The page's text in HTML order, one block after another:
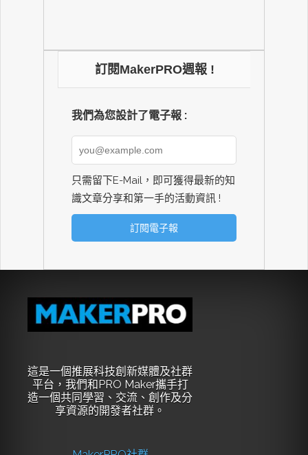
訂閱MakerPRO週報 !
我們為您設計了電子報 :
只需留下E-Mail，即可獲得最新的知
識文章分享和第一手的活動資訊 !
這是一個推展科技創新媒體及社群
平台，我們和PRO Maker攜手打
造一個共同學習、交流、創作及分
享資源的開發者社群。